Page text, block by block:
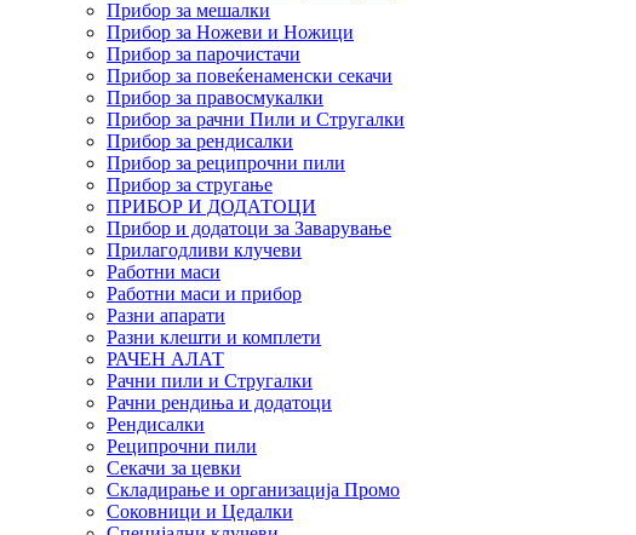
Прибор за мешалки
Прибор за Ножеви и Ножици
Прибор за парочистачи
Прибор за повеќенаменски секачи
Прибор за правосмукалки
Прибор за рачни Пили и Стругалки
Прибор за рендисалки
Прибор за реципрочни пили
Прибор за стругање
ПРИБОР И ДОДАТОЦИ
Прибор и додатоци за Заварување
Прилагодливи клучеви
Работни маси
Работни маси и прибор
Разни апарати
Разни клешти и комплети
РАЧЕН АЛАТ
Рачни пили и Стругалки
Рачни рендиња и додатоци
Рендисалки
Реципрочни пили
Секачи за цевки
Складирање и организација Промо
Соковници и Цедалки